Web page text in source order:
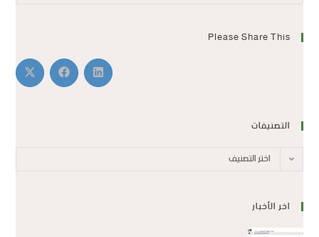
Please Share This
التصنيفات
اختر التصنيف
اخر الأخبار